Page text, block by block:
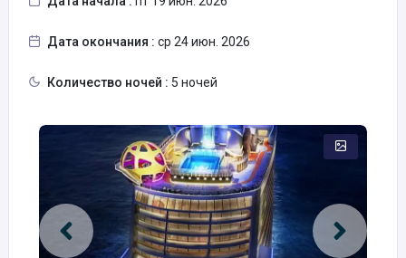
Дата окончания : ср 24 июн. 2026
Количество ночей : 5 ночей